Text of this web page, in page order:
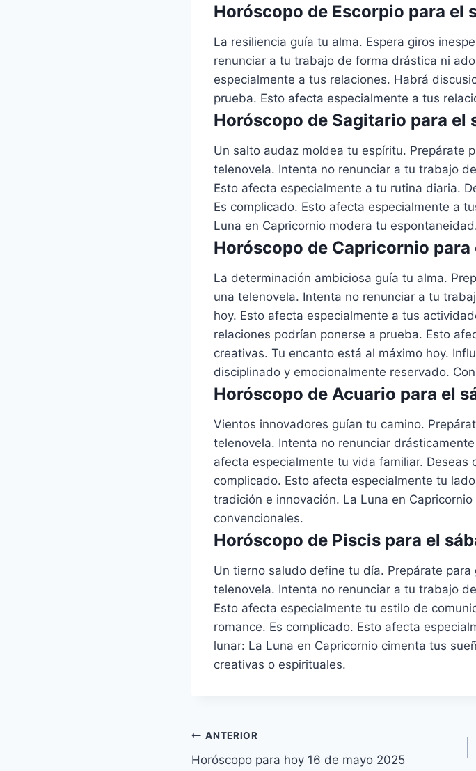
Horóscopo de Escorpio para el
La resiliencia guía tu alma. Espera giros
renunciar a tu trabajo de forma drástica ni
especialmente a tus relaciones. Habrá
prueba. Esto afecta especialmente a tus
Horóscopo de Sagitario para el
Un salto audaz moldea tu espíritu. Prepárate
telenovela. Intenta no renunciar a tu trabajo
Esto afecta especialmente a tu rutina diaria.
Es complicado. Esto afecta especialmente a
Luna en Capricornio modera tu
Horóscopo de Capricornio
La determinación ambiciosa guía tu alma.
una telenovela. Intenta no renunciar a tu
hoy. Esto afecta especialmente a tus
relaciones podrían ponerse a prueba. Esto
creativas. Tu encanto está al máximo hoy.
disciplinado y emocionalmente reservado.
Horóscopo de Acuario para el
Vientos innovadores guían tu camino.
telenovela. Intenta no renunciar
afecta especialmente tu vida familiar. Deseas
complicado. Esto afecta especialmente tu
tradición e innovación. La Luna en
convencionales.
Horóscopo de Piscis para el
Un tierno saludo define tu día. Prepárate
telenovela. Intenta no renunciar a tu trabajo
Esto afecta especialmente tu estilo de
romance. Es complicado. Esto afecta
lunar: La Luna en Capricornio cimenta tus
creativas o espirituales.
Navegación
ANTERIOR
Horóscopo para hoy 16 de mayo 2025